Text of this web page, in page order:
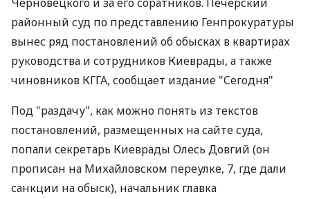
районный суд по представлению Генпрокуратуры
вынес ряд постановлений об обысках в квартирах
руководства и сотрудников Киеврады, а также
чиновников КГГА, сообщает издание "Сегодня"
Под "раздачу", как можно понять из текстов
постановлений, размещенных на сайте суда,
попали секретарь Киеврады Олесь Довгий (он
прописан на Михайловском переулке, 7, где дали
санкции на обыск), начальник главка